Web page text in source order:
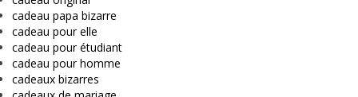
cadeau papa bizarre
cadeau pour elle
cadeau pour étudiant
cadeau pour homme
cadeaux bizarres